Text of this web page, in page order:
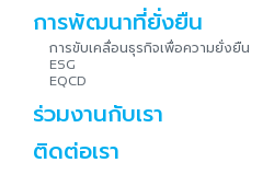
การพัฒนาที่ยั่งยืน
การขับเคลื่อนธุรกิจเพื่อความยั่งยืน
ESG
EQCD
ร่วมงานกับเรา
ติดต่อเรา